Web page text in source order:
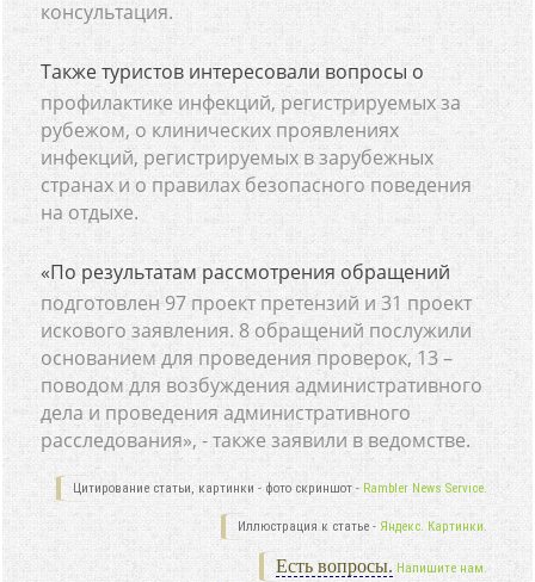
консультация.
Также туристов интересовали вопросы о
профилактике инфекций, регистрируемых за
рубежом, о клинических проявлениях
инфекций, регистрируемых в зарубежных
странах и о правилах безопасного поведения
на отдыхе.
«По результатам рассмотрения обращений
подготовлен 97 проект претензий и 31 проект
искового заявления. 8 обращений послужили
основанием для проведения проверок, 13 –
поводом для возбуждения административного
дела и проведения административного
расследования», - также заявили в ведомстве.
Цитирование статьи, картинки - фото скриншот - Rambler News Service.
Иллюстрация к статье - Яндекс. Картинки.
Есть вопросы. Напишите нам.